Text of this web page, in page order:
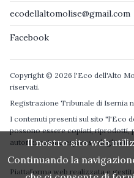
ecodellaltomolise@gmail.com
Facebook
Copyright © 2026 l'Eco dell'Alto
riservati.
Registrazione Tribunale di Isernia
I contenuti presenti sul sito "l'Eco
possono essere copiati, riprodotti,
autorizzazione espressa degli
Piattaforma web realizzata e
Il nostro sito web
Continuando la